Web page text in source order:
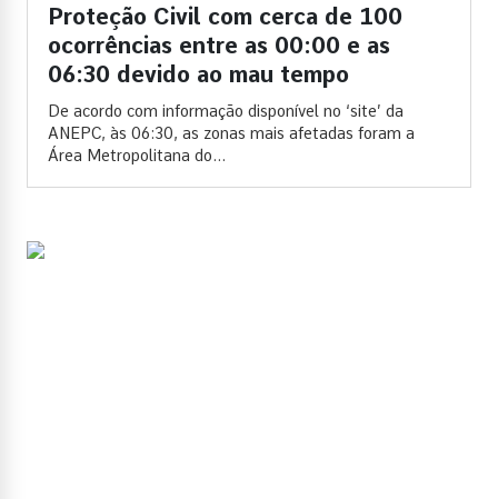
Proteção Civil com cerca de 100
ocorrências entre as 00:00 e as
06:30 devido ao mau tempo
De acordo com informação disponível no ‘site’ da
ANEPC, às 06:30, as zonas mais afetadas foram a
Área Metropolitana do...